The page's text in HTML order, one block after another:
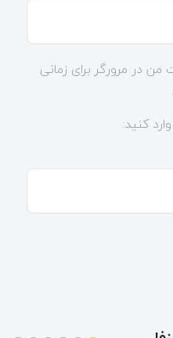
من در مرورگر برای زمانی
کنید: